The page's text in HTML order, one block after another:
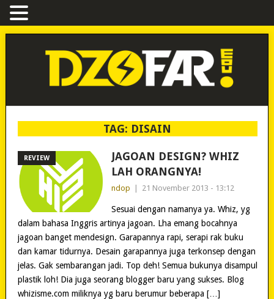
TAG: DISAIN
REVIEW
JAGOAN DESIGN? WHIZ
LAH ORANGNYA!
ndop 21 November 2013 - 13:12
Sesuai dengan namanya ya. Whiz, yg
dalam bahasa Inggris artinya jagoan. Lha emang bocahnya
jagoan banget mendesign. Garapannya rapi, serapi rak buku
dan kamar tidurnya. Desain garapannya juga terkonsep dengan
jelas. Gak sembarangan jadi. Top deh! Semua bukunya disampul
plastik loh! Dia juga seorang blogger baru yang sukses. Blog
whizisme.com miliknya yg baru berumur beberapa […]